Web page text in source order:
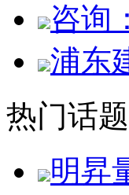
咨询
浦东
热门话题
明昇